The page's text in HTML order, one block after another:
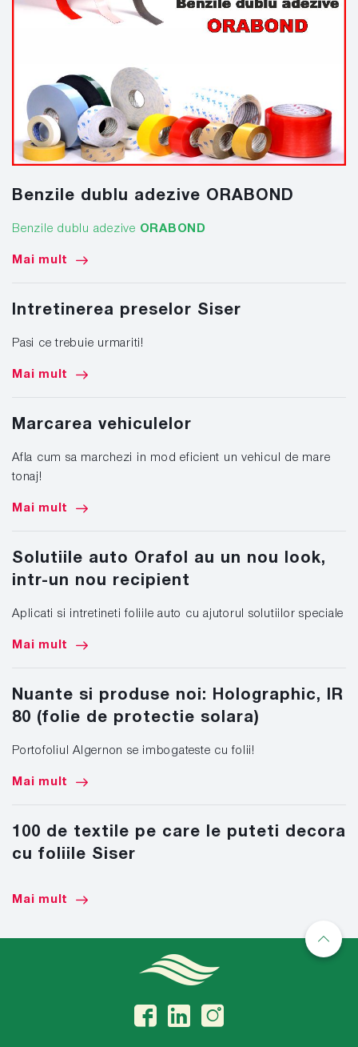
Benzile dublu adezive ORABOND
Benzile dublu adezive ORABOND
Mai mult
Intretinerea preselor Siser
Pasi ce trebuie urmariti!
Mai mult
Marcarea vehiculelor
Afla cum sa marchezi in mod eficient un vehicul de mare
tonaj!
Mai mult
Solutiile auto Orafol au un nou look,
intr-un nou recipient
Aplicati si intretineti foliile auto cu ajutorul solutiilor speciale
Mai mult
Nuante si produse noi: Holographic, IR
80 (folie de protectie solara)
Portofoliul Algernon se imbogateste cu folii!
Mai mult
100 de textile pe care le puteti decora
cu foliile Siser
Mai mult